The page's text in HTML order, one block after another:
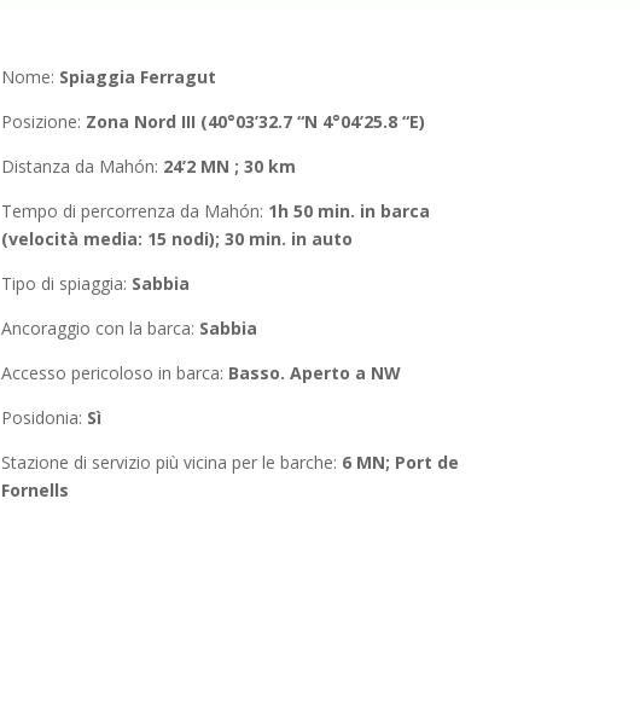
Nome: Spiaggia Ferragut
Posizione: Zona Nord III (40°03’32.7 “N 4°04’25.8 “E)
Distanza da Mahón: 24’2 MN ; 30 km
Tempo di percorrenza da Mahón: 1h 50 min. in barca
(velocità media: 15 nodi); 30 min. in auto
Tipo di spiaggia: Sabbia
Ancoraggio con la barca: Sabbia
Accesso pericoloso in barca: Basso. Aperto a NW
Posidonia: Sì
Stazione di servizio più vicina per le barche: 6 MN; Port de
Fornells